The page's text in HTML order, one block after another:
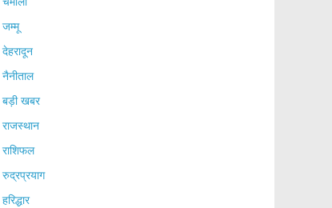
जम्मू
देहरादून
नैनीताल
बड़ी खबर
राजस्थान
राशिफल
रुद्रप्रयाग
हरिद्धार